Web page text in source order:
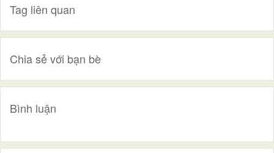
Tag liên quan
Chia sẻ với bạn bè
Bình luận